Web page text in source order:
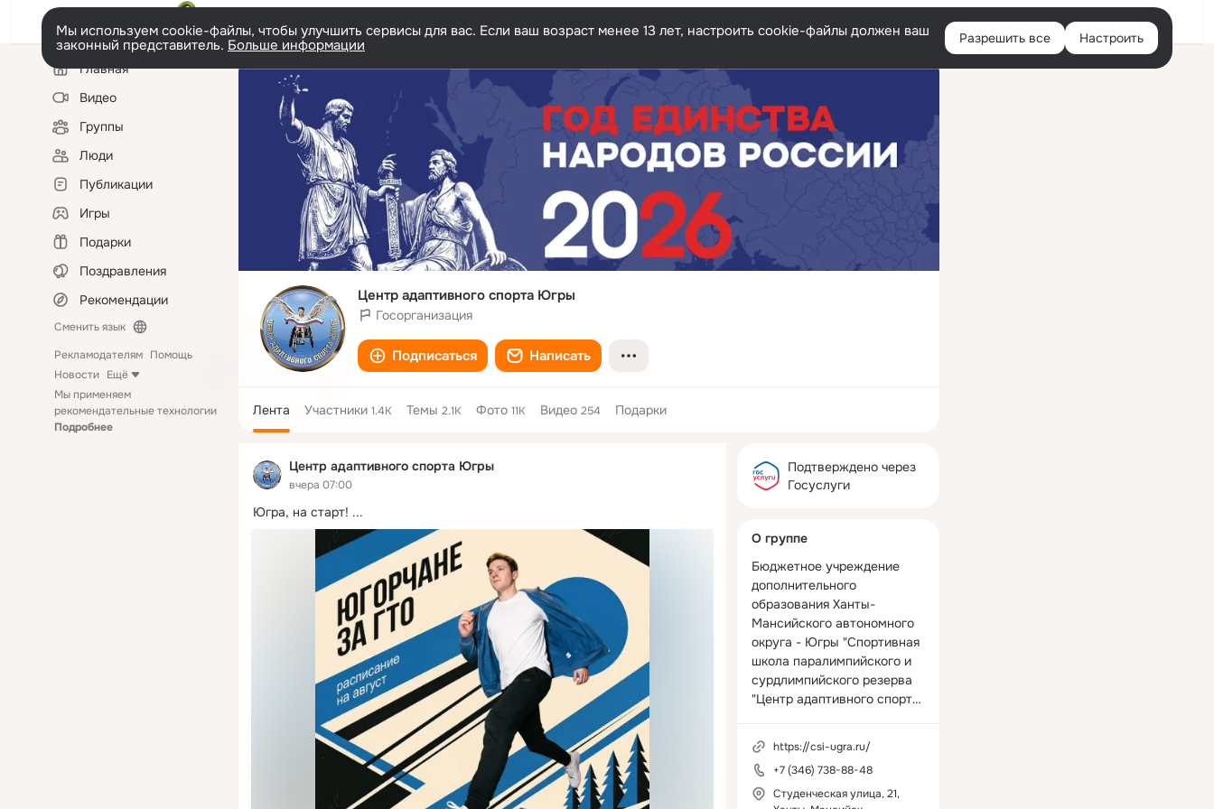
Войти
Мы используем cookie-файлы, чтобы улучшить сервисы для вас. Если ваш возраст менее 13 лет, настроить cookie-файлы должен ваш
законный представитель. Больше информации Разрешить все Настроить
Левая
колонкаГлавная
Видео
Группы
Люди
Публикации
Игры
Подарки
Поздравления
Рекомендации
Сменить язык
Рекламодателям Помощь
Новости Ещё
Мы применяем
рекомендательные технологии
Подробнее
Центр адаптивного спорта Югры
Госорганизация
Подписаться Написать
Лента Участники 1.4K Темы 2.1K Фото 11K Видео 254 Подарки
Центр адаптивного спорта Югры
вчера 07:00
Югра, на старт! ...
колонка
Подтверждено через
Госуслуги
О группе
Бюджетное учреждение
дополнительного
образования Ханты-
Мансийского автономного
округа - Югры "Спортивная
школа паралимпийского и
сурдлимпийского резерва
"Центр адаптивного спорта"
Наша миссия – помогать
людям с инвалидностью
реализовать себя
https://csi-ugra.ru/
+7 (346) 738-88-48
Студенческая улица, 21,